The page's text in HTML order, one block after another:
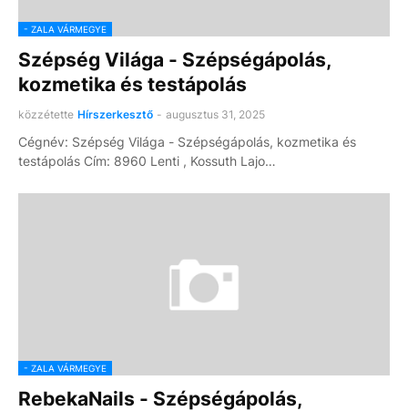
- ZALA VÁRMEGYE
Szépség Világa - Szépségápolás,
kozmetika és testápolás
közzétette Hírszerkesztő - augusztus 31, 2025
Cégnév: Szépség Világa - Szépségápolás, kozmetika és
testápolás Cím: 8960 Lenti , Kossuth Lajo…
- ZALA VÁRMEGYE
RebekaNails - Szépségápolás,